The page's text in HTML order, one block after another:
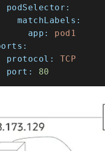
podSelector:
matchLabels:
app:
pod1
protocol:
TCP
port:
80